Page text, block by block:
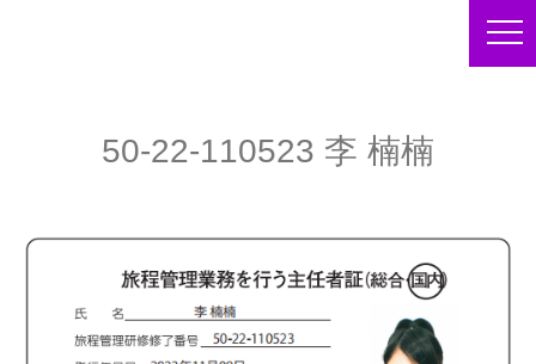
50-22-110523 李 楠楠